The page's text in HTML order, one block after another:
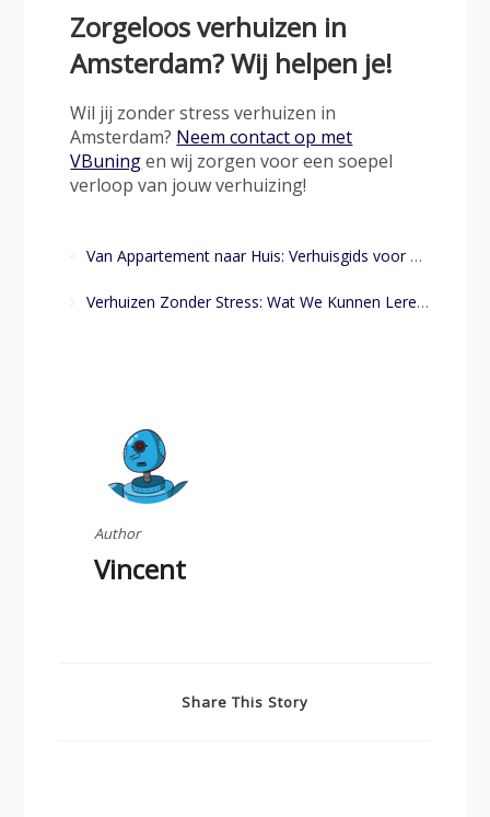
Zorgeloos verhuizen in
Amsterdam? Wij helpen je!
Wil jij zonder stress verhuizen in
Amsterdam? Neem contact op met
VBuningen wij zorgen voor een soepel
verloop van jouw verhuizing!
Van Appartement naar Huis: Verhuisgids voor Gezinnen in Amsterdam
Verhuizen Zonder Stress: Wat We Kunnen Leren van de Japanse Verhuiscultuur
Author
Vincent
Share This Story